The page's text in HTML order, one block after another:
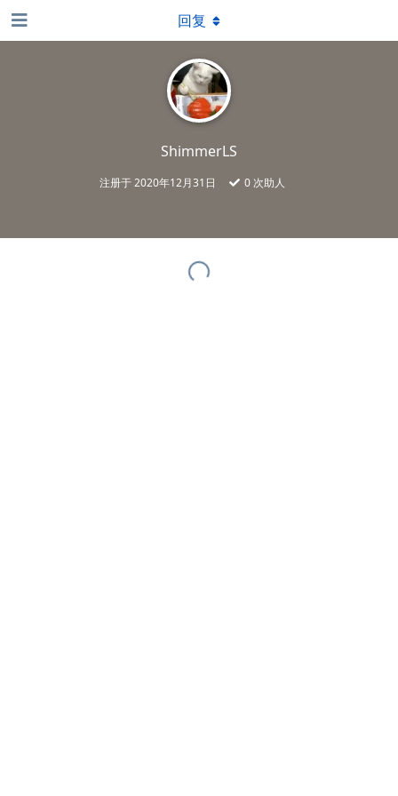
ShimmerLS
注册于2020年12月31日 0 次助人
回复